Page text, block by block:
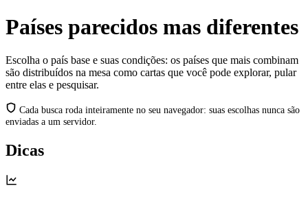
Países parecidos mas diferentes
Escolha o país base e suas condições: os países que mais combinam
são distribuídos na mesa como cartas que você pode explorar, pular
entre elas e pesquisar.
Cada busca roda inteiramente no seu navegador: suas escolhas nunca são
enviadas a um servidor.
Dicas